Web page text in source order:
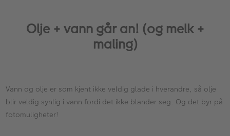
Olje + vann går an! (og melk +
maling)
Vann og olje er som kjent ikke veldig glade i hverandre, så olje
blir veldig synlig i vann fordi det ikke blander seg. Og det byr på
fotomuligheter!